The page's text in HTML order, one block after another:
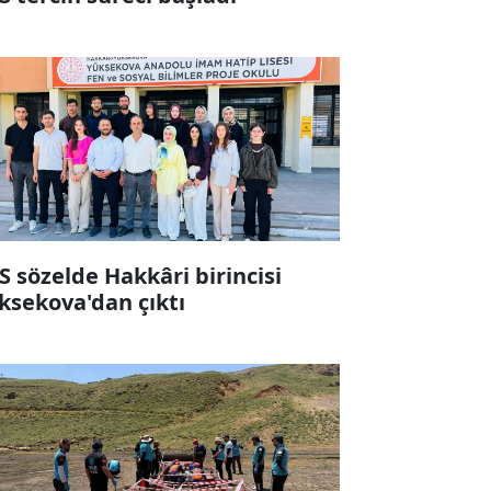
sözelde Hakkâri birincisi
çıktı